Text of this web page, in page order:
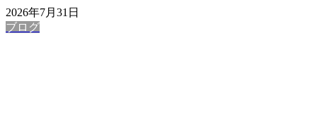
2026年7月31日
ブログ